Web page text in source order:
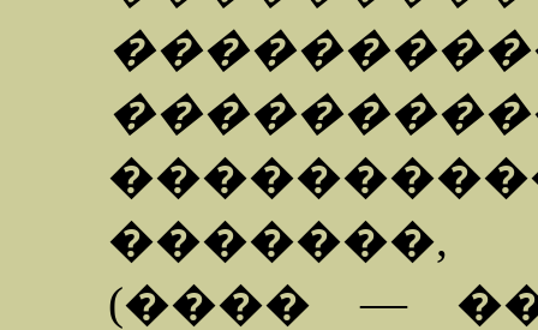
�������,
(���� —